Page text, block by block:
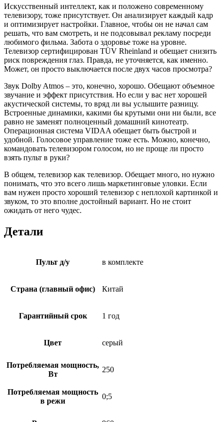
Искусственный интеллект, как и положено современному
телевизору, тоже присутствует. Он анализирует каждый кадр
и оптимизирует настройки. Главное, чтобы он не начал сам
решать, что вам смотреть, и не подсовывал рекламу посреди
любимого фильма. Забота о здоровье тоже на уровне.
Телевизор сертифицирован TÜV Rheinland и обещает снизить
риск повреждения глаз. Правда, не уточняется, как именно.
Может, он просто выключается после двух часов просмотра?
Звук Dolby Atmos – это, конечно, хорошо. Обещают объемное
звучание и эффект присутствия. Но если у вас нет хорошей
акустической системы, то вряд ли вы услышите разницу.
Встроенные динамики, какими бы крутыми они ни были, все
равно не заменят полноценный домашний кинотеатр.
Операционная система VIDAA обещает быть быстрой и
удобной. Голосовое управление тоже есть. Можно, конечно,
командовать телевизором голосом, но не проще ли просто
взять пульт в руки?
В общем, телевизор как телевизор. Обещает много, но нужно
понимать, что это всего лишь маркетинговые уловки. Если
вам нужен просто хороший телевизор с неплохой картинкой и
звуком, то это вполне достойный вариант. Но не стоит
ожидать от него чудес.
Детали
Пульт д/у в комплекте
Страна (главный офис) Китай
Гарантийный срок 1 год
Цвет серый
Потребляемая мощность,
Вт
250
Потребляемая мощность
в режи
0;5